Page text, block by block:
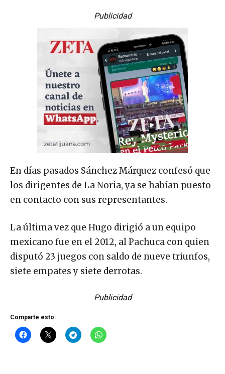
Publicidad
En días pasados Sánchez Márquez confesó que
los dirigentes de La Noria, ya se habían puesto
en contacto con sus representantes.
La última vez que Hugo dirigió a un equipo
mexicano fue en el 2012, al Pachuca con quien
disputó 23 juegos con saldo de nueve triunfos,
siete empates y siete derrotas.
Publicidad
Comparte esto: